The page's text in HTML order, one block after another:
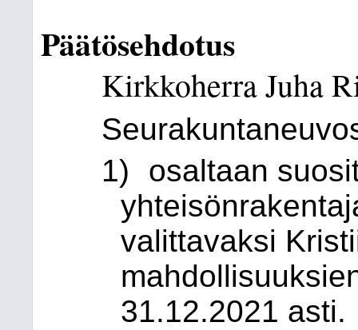
Päätösehdotus
Kirkkoherra Juha
1)
osaltaan
valittavaksi
31.12.2021 asti.